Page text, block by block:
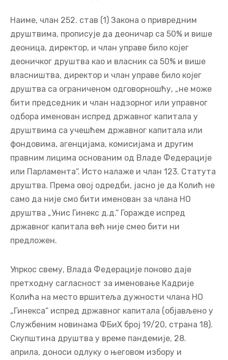
Наиме, члан 252. став (1) Закона о привредним
друштвима, прописује да деоничар са 50% и више
деоница, директор, и члан управе било којег
деоничког друштва као и власник са 50% и више
власништва, директор и члан управе било којег
друштва са ограниченом одговорношћу, „не може
бити председник и члан надзорног или управног
одбора именован испред државног капитала у
друштвима са учешћем државног капитала или
фондовима, агенцијама, комисијама и другим
правним лицима основаним од Владе Федерације
или Парламента“. Исто налаже и члан 123. Статута
друштва. Према овој одредби, јасно је да Колић не
само да није смо бити именован за члана НО
друштва „Унис Гинекс д.д.“ Горажде испред
државног капитала већ није смео бити ни
предложен.
Упркос свему, Влада Федерације поново даје
претходну сагласност за именовање Кадрије
Колића на место вршитеља дужности члана НО
„Гинекса“ испред државног капитала (објављено у
Службеним новинама ФБиХ број 19/20, страна 18).
Скупштина друштва у време пандемије, 28.
априла, доноси одлуку о његовом избору и